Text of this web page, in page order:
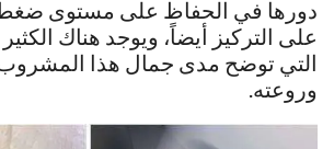
دورها في الحفاظ على مستوى ضغط
على التركيز أيضاً، ويوجد هناك
التي توضح مدى جمال هذا
وروعته.